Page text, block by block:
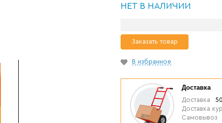
НЕТ В НАЛИЧИИ
Заказать товар
В избранное
Доставка
Доставка
Доставка
Самовывоз